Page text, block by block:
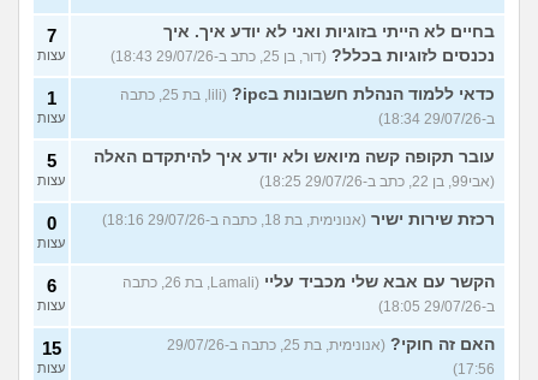
בחיים לא הייתי בזוגיות ואני לא יודע איך. איך
נכנסים לזוגיות בכלל? (דור, בן 25, כתב ב-29/07/26 18:43)
7
עצות
כדאי ללמוד הנהלת חשבונות בipc?
(lili, בת 25, כתבה
ב-29/07/26 18:34)
1
עצות
עובר תקופה קשה מיואש ולא יודע איך להיתקדם האלה
(אבי99, בן 22, כתב ב-29/07/26 18:25)
5
עצות
רכזת שירות ישיר (אנונימית, בת 18, כתבה ב-29/07/26 18:16) 0
עצות
הקשר עם אבא שלי מכביד עליי
(Lamali, בת 26, כתבה
ב-29/07/26 18:05)
6
עצות
האם זה חוקי?
(אנונימית, בת 25, כתבה ב-29/07/26
17:56)
15
עצות